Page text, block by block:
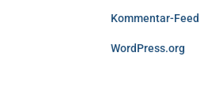
Kommentar-Feed
WordPress.org